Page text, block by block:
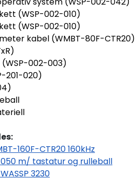
(WSP-002-010)
(WSP-002-010)
kabel (WMBT-80F-CTR20)
(WSP-002-003)
201-020)
160F-CTR20 160kHz
m/ tastatur og rulleball
3230